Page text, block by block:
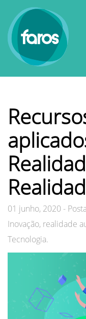
01 junho, 2020 -
Inovação, realidade
Tecnologia.